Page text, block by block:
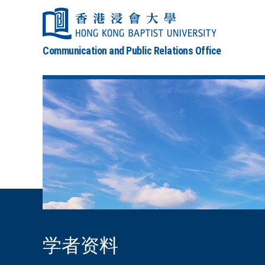
Communication and Public Relations Office
学者资料